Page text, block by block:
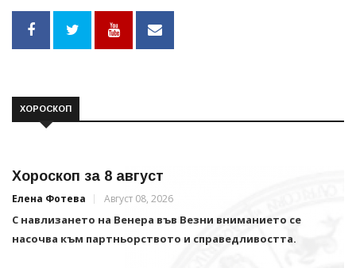
ХОРОСКОП
Хороскоп за 8 август
Елена Фотева Август 08, 2026
С навлизането на Венера във Везни вниманието се
насочва към партньорството и справедливостта.